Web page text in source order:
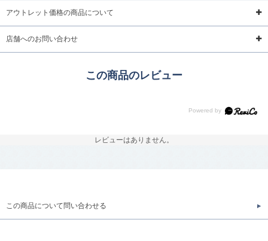
アウトレット価格の商品について
店舗へのお問い合わせ
この商品のレビュー
レビューはありません。
この商品について問い合わせる